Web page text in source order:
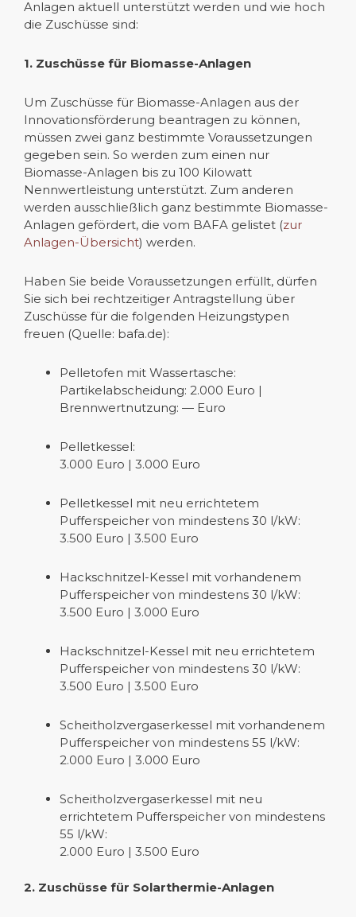
Anlagen aktuell unterstützt werden und wie hoch
die Zuschüsse sind:
1. Zuschüsse für Biomasse-Anlagen
Um Zuschüsse für Biomasse-Anlagen aus der
Innovationsförderung beantragen zu können,
müssen zwei ganz bestimmte Voraussetzungen
gegeben sein. So werden zum einen nur
Biomasse-Anlagen bis zu 100 Kilowatt
Nennwertleistung unterstützt. Zum anderen
werden ausschließlich ganz bestimmte Biomasse-
Anlagen gefördert, die vom BAFA gelistet (zur
Anlagen-Übersicht) werden.
Haben Sie beide Voraussetzungen erfüllt, dürfen
Sie sich bei rechtzeitiger Antragstellung über
Zuschüsse für die folgenden Heizungstypen
freuen (Quelle: bafa.de):
Pelletofen mit Wassertasche:
Partikelabscheidung: 2.000 Euro |
Brennwertnutzung: — Euro
Pelletkessel:
3.000 Euro | 3.000 Euro
Pelletkessel mit neu errichtetem
Pufferspeicher von mindestens 30 l/kW:
3.500 Euro | 3.500 Euro
Hackschnitzel-Kessel mit vorhandenem
Pufferspeicher von mindestens 30 l/kW:
3.500 Euro | 3.000 Euro
Hackschnitzel-Kessel mit neu errichtetem
Pufferspeicher von mindestens 30 l/kW:
3.500 Euro | 3.500 Euro
Scheitholzvergaserkessel mit vorhandenem
Pufferspeicher von mindestens 55 l/kW:
2.000 Euro | 3.000 Euro
Scheitholzvergaserkessel mit neu
errichtetem Pufferspeicher von mindestens
55 l/kW:
2.000 Euro | 3.500 Euro
2. Zuschüsse für Solarthermie-Anlagen